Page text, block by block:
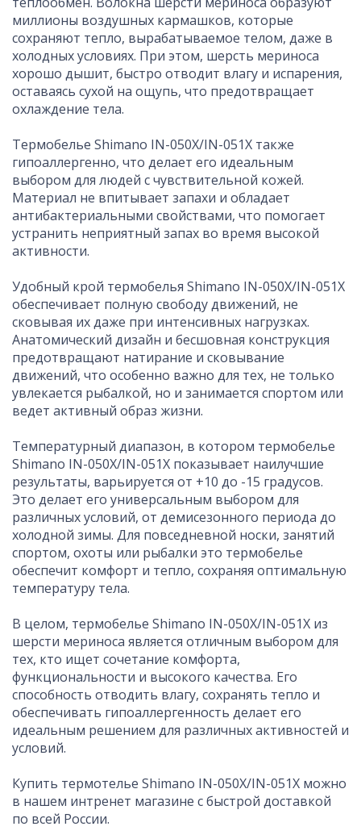
миллионы воздушных кармашков, которые
сохраняют тепло, вырабатываемое телом, даже в
холодных условиях. При этом, шерсть мериноса
хорошо дышит, быстро отводит влагу и испарения,
оставаясь сухой на ощупь, что предотвращает
охлаждение тела.
Термобелье Shimano IN-050X/IN-051X также
гипоаллергенно, что делает его идеальным
выбором для людей с чувствительной кожей.
Материал не впитывает запахи и обладает
антибактериальными свойствами, что помогает
устранить неприятный запах во время высокой
активности.
Удобный крой термобелья Shimano IN-050X/IN-051X
обеспечивает полную свободу движений, не
сковывая их даже при интенсивных нагрузках.
Анатомический дизайн и бесшовная конструкция
предотвращают натирание и сковывание
движений, что особенно важно для тех, не только
увлекается рыбалкой, но и занимается спортом или
ведет активный образ жизни.
Температурный диапазон, в котором термобелье
Shimano IN-050X/IN-051X показывает наилучшие
результаты, варьируется от +10 до -15 градусов.
Это делает его универсальным выбором для
различных условий, от демисезонного периода до
холодной зимы. Для повседневной носки, занятий
спортом, охоты или рыбалки это термобелье
обеспечит комфорт и тепло, сохраняя оптимальную
температуру тела.
В целом, термобелье Shimano IN-050X/IN-051X из
шерсти мериноса является отличным выбором для
тех, кто ищет сочетание комфорта,
функциональности и высокого качества. Его
способность отводить влагу, сохранять тепло и
обеспечивать гипоаллергенность делает его
идеальным решением для различных активностей и
условий.
Купить термотелье Shimano IN-050X/IN-051X можно
в нашем интренет магазине с быстрой доставкой
по всей России.